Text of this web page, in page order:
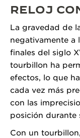
RELOJ
La gravedad de
negativamente a
finales del siglo
tourbillon ha
efectos, lo que
cada vez más
con las
posición durante
Con un